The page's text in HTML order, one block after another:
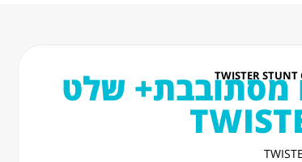
מסתובבת+ שלט